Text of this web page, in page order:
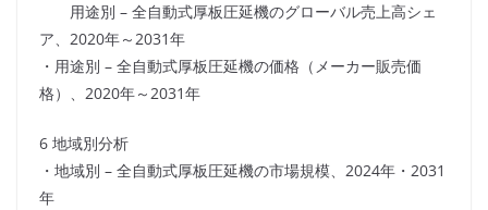
用途別 – 全自動式厚板圧延機のグローバル売上高シェ
ア、2020年～2031年
・用途別 – 全自動式厚板圧延機の価格（メーカー販売価
格）、2020年～2031年
6 地域別分析
・地域別 – 全自動式厚板圧延機の市場規模、2024年・2031
年